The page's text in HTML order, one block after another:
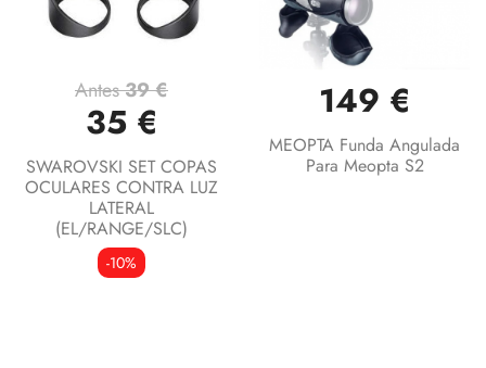
Antes39 €
35 €
SWAROVSKI SET COPAS
OCULARES CONTRA LUZ
LATERAL
(EL/RANGE/SLC)
-10%
149 €
MEOPTA Funda Angulada
Para Meopta S2